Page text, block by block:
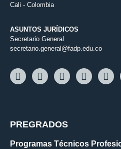
Cali - Colombia
ASUNTOS JURÍDICOS
Secretario General
secretario.general@fadp.edu.co
PREGRADOS
Programas Técnicos